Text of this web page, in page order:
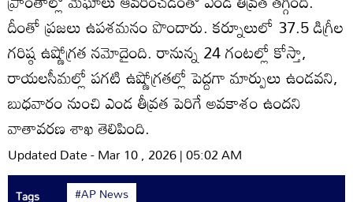
దీంతో ప్రజలు ఉపశమనం పొందారు. కర్నూలులో 37.5 డిగ్రీల
గరిష్ఠ ఉష్ణోగ్రత నమోదైంది. రానున్న 24 గంటల్లో కోస్తా,
రాయలసీమల్లో పగటి ఉష్ణోగ్రతల్లో పెద్దగా మార్పులు ఉండవని,
బుధవారం నుంచి ఎండ తీవ్రత పెరిగే అవకాశం ఉందని
వాతావరణ శాఖ తెలిపింది.
Updated Date - Mar 10 , 2026 | 05:02 AM
Tags #AP News